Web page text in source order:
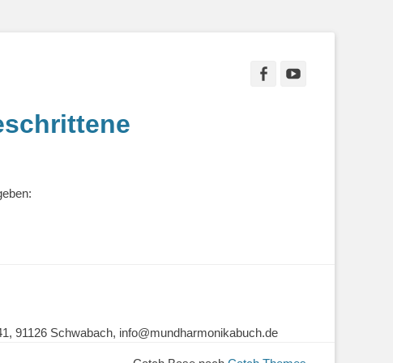
Facebook
91126 Schwabach, info@mundharmonikabuch.de